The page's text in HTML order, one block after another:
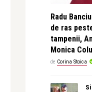
Radu
de ras
tampenii,
Monica
de Corina Stoica